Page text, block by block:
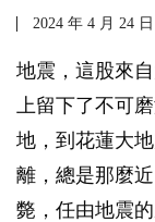
2024 年 4 月 24 日
地震，這股來
上留下了不可
地，到花蓮大
離，總是那麼
斃，任由地震